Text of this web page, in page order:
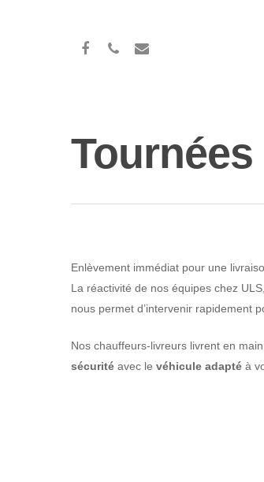
Enlèvement immédiat pour une
La réactivité de nos équipes chez
nous permet d’intervenir rapidement
Nos chauffeurs-livreurs livrent en
sécurité avec le véhicule adapté à